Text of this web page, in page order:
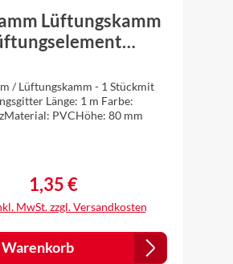
Lüftungskamm
1 m lang Höhe 80
mm
/ Lüftungskamm - 1 Stückmit
Länge: 1 m Farbe:
PVCHöhe: 80 mm
Regulärer Preis:
1,35 €
MwSt. zzgl. Versandkosten
Warenkorb